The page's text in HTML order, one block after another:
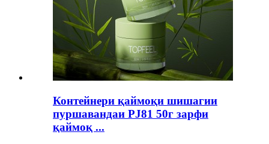
Контейнери қаймоқи шишагии
пуршавандаи PJ81 50г зарфи
қаймоқ ...